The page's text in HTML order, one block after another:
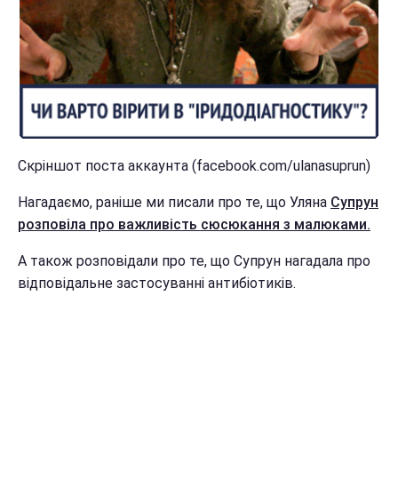
Скріншот поста аккаунта (facebook.com/ulanasuprun)
Нагадаємо, раніше ми писали про те, що Уляна Супрун
розповіла про важливість сюсюкання з малюками.
А також розповідали про те, що Супрун нагадала про
відповідальне застосуванні антибіотиків.